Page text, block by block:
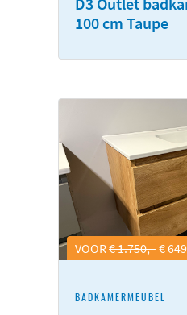
100 cm Taupe
VOOR€ 1.750,-€
BADKAMERMEUBEL